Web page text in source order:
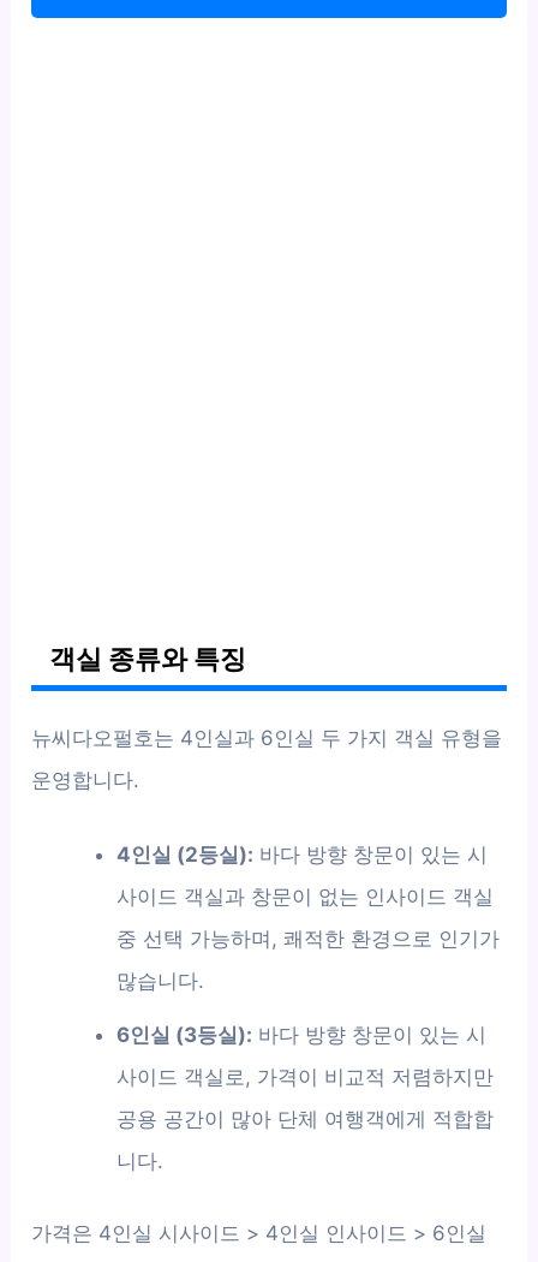
객실 종류와 특징
뉴씨다오펄호는 4인실과 6인실 두 가지 객실 유형을
운영합니다.
4인실 (2등실): 바다 방향 창문이 있는 시
사이드 객실과 창문이 없는 인사이드 객실
중 선택 가능하며, 쾌적한 환경으로 인기가
많습니다.
6인실 (3등실): 바다 방향 창문이 있는 시
사이드 객실로, 가격이 비교적 저렴하지만
공용 공간이 많아 단체 여행객에게 적합합
니다.
가격은 4인실 시사이드 > 4인실 인사이드 > 6인실